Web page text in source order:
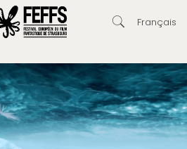
Français